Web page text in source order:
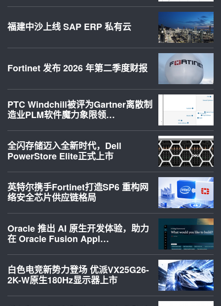
福建中沙上线 SAP ERP 私有云
Fortinet 发布 2026 年第二季度财报
PTC Windchill被评为Gartner离散制
造业PLM软件魔力象限领…
全闪存储迈入全新时代，Dell
PowerStore Elite正式上市
英特尔携手Fortinet打造SP6 重构网
络安全芯片供应链格局
Oracle 推出 AI 原生开发体验，助力
在 Oracle Fusion Appl…
白色电竞新势力登场 优派VX25G26-
2K-W原生180Hz显示器上市